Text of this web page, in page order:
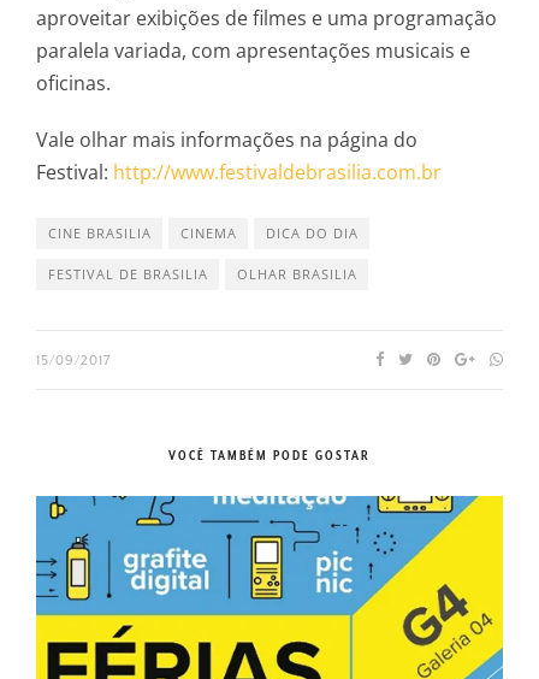
aproveitar exibições de filmes e uma programação
paralela variada, com apresentações musicais e
oficinas.
Vale olhar mais informações na página do
Festival: http://www.festivaldebrasilia.com.br
CINE BRASILIA CINEMA DICA DO DIA
FESTIVAL DE BRASILIA OLHAR BRASILIA
15/09/2017
VOCÊ TAMBÉM PODE GOSTAR